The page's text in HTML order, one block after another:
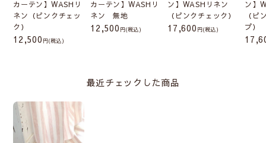
カーテン】WASHリ
ネン（ピンクチェッ
ク）
12,500 (税込)
カーテン】WASHリ
ネン 無地
12,500 (税込)
ン】WASHリネン
（ピンクチェック）
17,600 (税込)
ン】
（ピ
プ）
最近チェックした商品